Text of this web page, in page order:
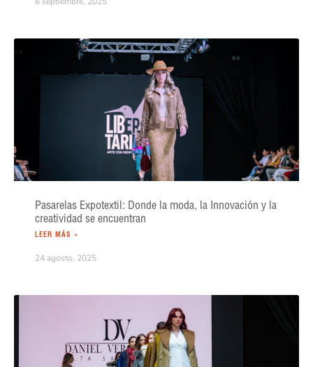
Pasarelas Expotextil: Donde la moda, la Innovación y la
creatividad se encuentran
LEER MÁS »
24 agosto, 2025